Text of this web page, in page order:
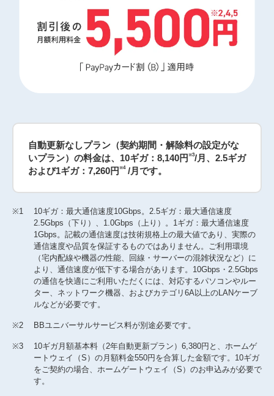
自動更新なしプラン（契約期間・解除料の設定がな
いプラン）の料金は、10ギガ：8,140円 ※3/月、2.5ギガ
および1ギガ：7,260円 ※4/月です。
※1
10ギガ：最大通信速度10Gbps。2.5ギガ：最大通信速度
2.5Gbps（下り）、1.0Gbps（上り）。1ギガ：最大通信速度
1Gbps。記載の通信速度は技術規格上の最大値であり、実際の
通信速度や品質を保証するものではありません。ご利用環境
（宅内配線や機器の性能、回線・サーバーの混雑状況など）に
より、通信速度が低下する場合があります。10Gbps・2.5Gbps
の通信を快適にご利用いただくには、対応するパソコンやルー
ター、ネットワーク機器、およびカテゴリ6A以上のLANケーブ
ルなどが必要です。
※2 BBユニバーサルサービス料が別途必要です。
※3
10ギガ月額基本料（2年自動更新プラン）6,380円と、ホームゲ
ートウェイ（S）の月額料金550円を合算した金額です。10ギガ
をご契約の場合、ホームゲートウェイ（S）のお申込みが必要で
す。